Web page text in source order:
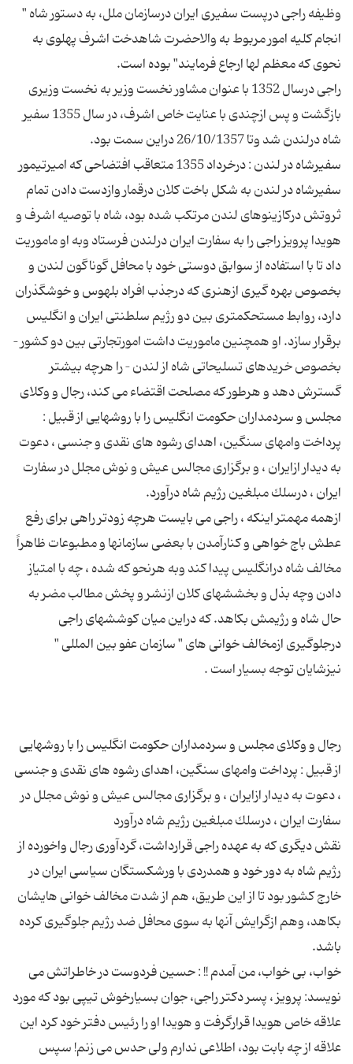
وظیفه راجی درپست سفیری ایران درسازمان ملل، به دستور شاه "
انجام كلیه امور مربوط به والاحضرت شاهدخت اشرف پهلوی به
راجی درسال 1352 با عنوان مشاور نخست وزیر به نخست وزیری
بازگشت و پس ازچندی با عنایت خاص اشرف، در سال 1355 سفیر
سفیرشاه در لندن : درخرداد 1355 متعاقب افتضاحی كه امیرتیمور
سفیرشاه در لندن به شكل باخت كلان درقمار وازدست دادن تمام
ثروتش دركازینوهای لندن مرتكب شده بود، شاه با توصیه اشرف و
هویدا پرویز راجی را به سفارت ایران درلندن فرستاد وبه او ماموریت
داد تا با استفاده از سوابق دوستی خود با محافل گوناگون لندن و
بخصوص بهره گیری ازهنری كه درجذب افراد بلهوس و خوشگذران
دارد، روابط مستحكمتری بین دو رژیم سلطنتی ایران و انگلیس
برقرار سازد. او همچنین ماموریت داشت امورتجارتی بین دو كشور –
بخصوص خریدهای تسلیحاتی شاه از لندن – را هرچه بیشتر
گسترش دهد و هرطور كه مصلحت اقتضاء می كند، رجال و وكلای
مجلس و سردمداران حكومت انگلیس را با روشهایی از قبیل :
پرداخت وامهای سنگین، اهدای رشوه های نقدی و جنسی ، دعوت
به دیدار ازایران ، و برگزاری مجالس عیش و نوش مجلل در سفارت
ازهمه مهمتر اینكه ،‌ راجی می بایست هرچه زودتر راهی برای رفع
عطش باج خواهی و كنارآمدن با بعضی سازمانها و مطبوعات ظاهراً
مخالف شاه درانگلیس پیدا كند وبه هرنحو كه شده ، چه با امتیاز
دادن وچه بذل و بخششهای كلان ازنشر و پخش مطالب مضر به
حال شاه و رژیمش بكاهد. كه دراین میان كوششهای راجی
درجلوگیری ازمخالف خوانی های " سازمان عفو بین المللی "
رجال و وكلای مجلس و سردمداران حكومت انگلیس را با روشهایی
از قبیل : پرداخت وامهای سنگین، اهدای رشوه های نقدی و جنسی
، دعوت به دیدار ازایران ، و برگزاری مجالس عیش و نوش مجلل در
نقش دیگری كه به عهده راجی قرارداشت، گردآوری رجال واخورده از
رژیم شاه به دور خود و همدردی با ورشكستگان سیاسی ایران در
خارج كشور بود تا از این طریق، هم از شدت مخالف خوانی هایشان
بكاهد، وهم ازگرایش آنها به سوی محافل ضد رژیم جلوگیری كرده
خواب، بی خواب، من آمدم !! : حسین فردوست در خاطراتش می
نویسد: پرویز ، پسر دكتر راجی، جوان بسیارخوش تیپی بود كه مورد
علاقه خاص هویدا قرارگرفت و هویدا او را رئیس دفتر خود كرد این
علاقه از چه بابت بود، اطلاعی ندارم ولی حدس می زنم! سپس